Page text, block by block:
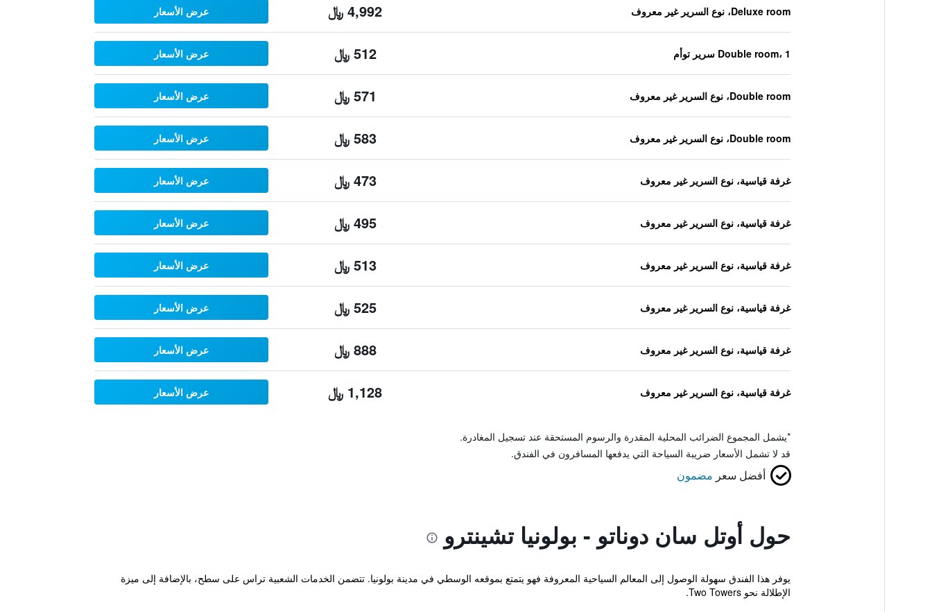
Deluxe room، نوع السرير غير معروف 4,992 ﷼ عرض الأسعار
Double room، 1 سرير توأم 512 ﷼ عرض الأسعار
Double room، نوع السرير غير معروف 571 ﷼ عرض الأسعار
Double room، نوع السرير غير معروف 583 ﷼ عرض الأسعار
غرفة قياسية، نوع السرير غير معروف 473 ﷼ عرض الأسعار
غرفة قياسية، نوع السرير غير معروف 495 ﷼ عرض الأسعار
غرفة قياسية، نوع السرير غير معروف 513 ﷼ عرض الأسعار
غرفة قياسية، نوع السرير غير معروف 525 ﷼ عرض الأسعار
غرفة قياسية، نوع السرير غير معروف 888 ﷼ عرض الأسعار
غرفة قياسية، نوع السرير غير معروف 1,128 ﷼ عرض الأسعار
*يشمل المجموع الضرائب المحلية المقدرة والرسوم المستحقة عند تسجيل المغادرة.
قد لا تشمل الأسعار ضريبة السياحة التي يدفعها المسافرون في الفندق.
أفضل سعر مضمون
حول أوتل سان دوناتو - بولونيا تشينترو
يوفر هذا الفندق سهولة الوصول إلى المعالم السياحية المعروفة فهو يتمتع بموقعه الوسطي في مدينة بولونيا. تتضمن الخدمات الشعبية تراس على سطح، بالإضافة إلى ميزة
الإطلالة نحو Two Towers.